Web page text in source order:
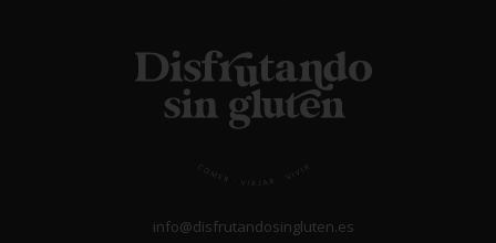
info@disfrutandosingluten.es